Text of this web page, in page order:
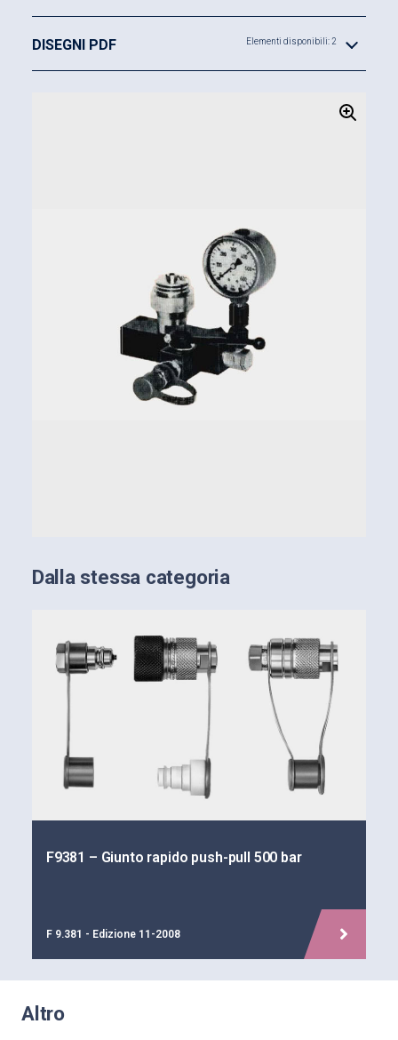
Dalla stessa categoria
F9381 – Giunto rapido push-pull 500 bar
F 9.381 - Edizione 11-2008
DISEGNI PDF Elementi disponibili: 2
Altro